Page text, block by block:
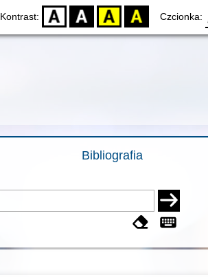
Kontrast: D BW YB BY Czcionka:
Bibliografia